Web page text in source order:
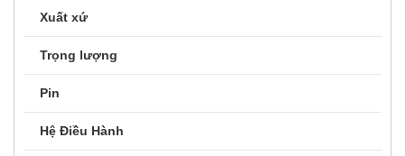
Card màn hình